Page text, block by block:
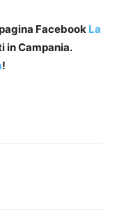
Facebook La
in Campania.
!